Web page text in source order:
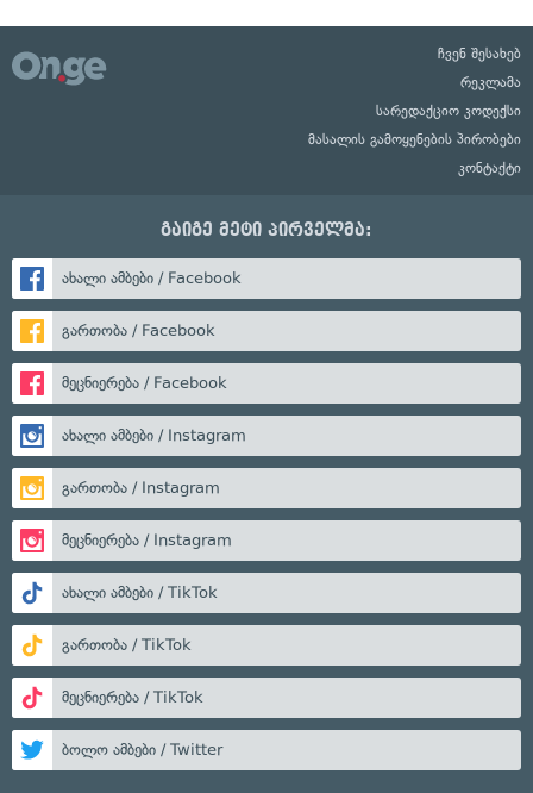
ჩვენ შესახებ
რეკლამა
სარედაქციო კოდექსი
მასალის გამოყენების პირობები
კონტაქტი
გაიგე მეტი პირველმა:
ახალი ამბები / Facebook
გართობა / Facebook
მეცნიერება / Facebook
ახალი ამბები / Instagram
გართობა / Instagram
მეცნიერება / Instagram
ახალი ამბები / TikTok
გართობა / TikTok
მეცნიერება / TikTok
ბოლო ამბები / Twitter